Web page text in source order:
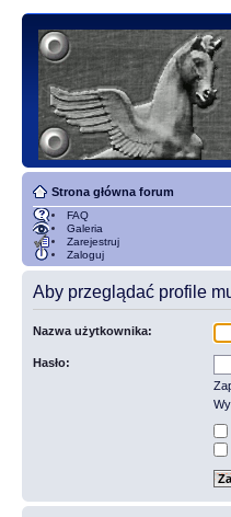
Strona główna forum
FAQ
Galeria
Zarejestruj
Zaloguj
Aby przeglądać profile
Nazwa użytkownika:
Hasło: